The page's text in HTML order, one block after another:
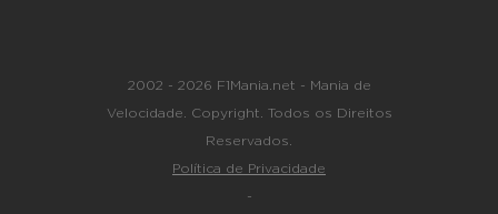
2002 - 2026 F1Mania.net - Mania de
Velocidade. Copyright. Todos os Direitos
Reservados.
Política de Privacidade
-